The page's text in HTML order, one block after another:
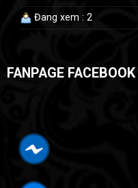
Đang xem : 2
FANPAGE FACEBOOK